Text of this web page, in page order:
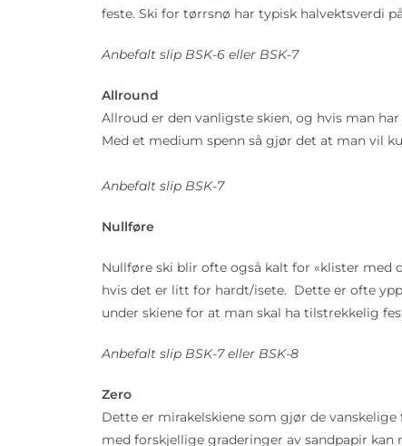
feste. Ski for tørrsnø har typisk halvektsverdi
Anbefalt slip BSK-6 eller BSK-7
Allround
Allroud er den vanligste skien, og hvis man
Med et medium spenn så gjør det at man vil
Anbefalt slip BSK-7
Nullføre
Nullføre ski blir ofte også kalt for «klister med
hvis det er litt for hardt/isete. Dette er ofte
under skiene for at man skal ha tilstrekkelig
Anbefalt slip BSK-7 eller BSK-8
Zero
Dette er mirakelskiene som gjør de
med forskjellige graderinger av sandpapir kan